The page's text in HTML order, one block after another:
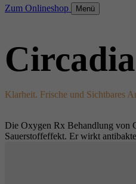
Zum Onlineshop Menü
Klarheit. Frische und Sichtbares
Die Oxygen Rx Behandlung von
Sauerstoffeffekt. Er wirkt